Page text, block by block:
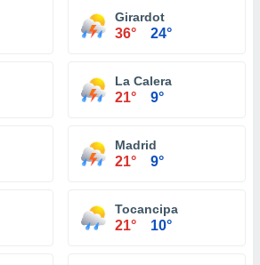
Girardot
36° 24°
La Calera
21° 9°
Madrid
21° 9°
Tocancipa
21° 10°